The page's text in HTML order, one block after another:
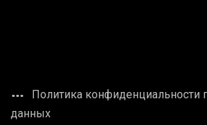
Политика конфиденциальности
данных